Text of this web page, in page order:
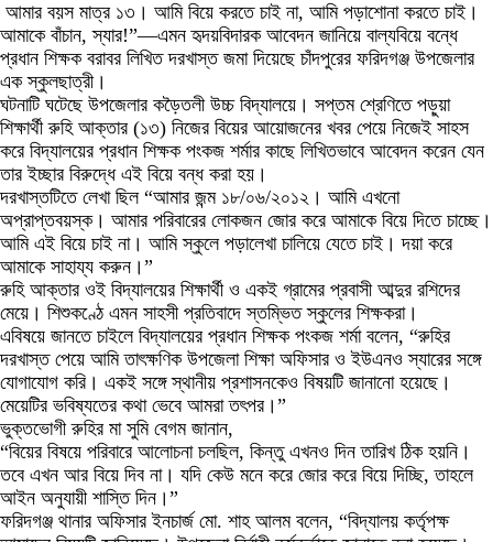
আমার বয়স মাত্র ১৩। আমি বিয়ে করতে চাই না, আমি পড়াশোনা করতে চাই।
আমাকে বাঁচান, স্যার!”—এমন হৃদয়বিদারক আবেদন জানিয়ে বাল্যবিয়ে বন্ধে
প্রধান শিক্ষক বরাবর লিখিত দরখাস্ত জমা দিয়েছে চাঁদপুরের ফরিদগঞ্জ উপজেলার
এক স্কুলছাত্রী।
ঘটনাটি ঘটেছে উপজেলার কড়ৈতলী উচ্চ বিদ্যালয়ে। সপ্তম শ্রেণিতে পড়ুয়া
শিক্ষার্থী রুহি আক্তার (১৩) নিজের বিয়ের আয়োজনের খবর পেয়ে নিজেই সাহস
করে বিদ্যালয়ের প্রধান শিক্ষক পংকজ শর্মার কাছে লিখিতভাবে আবেদন করেন যেন
তার ইচ্ছার বিরুদ্ধে এই বিয়ে বন্ধ করা হয়।
দরখাস্তটিতে লেখা ছিল “আমার জন্ম ১৮/০৬/২০১২। আমি এখনো
অপ্রাপ্তবয়স্ক। আমার পরিবারের লোকজন জোর করে আমাকে বিয়ে দিতে চাচ্ছে।
আমি এই বিয়ে চাই না। আমি স্কুলে পড়ালেখা চালিয়ে যেতে চাই। দয়া করে
আমাকে সাহায্য করুন।”
রুহি আক্তার ওই বিদ্যালয়ের শিক্ষার্থী ও একই গ্রামের প্রবাসী আব্দুর রশিদের
মেয়ে। শিশুকণ্ঠে এমন সাহসী প্রতিবাদে স্তম্ভিত স্কুলের শিক্ষকরা।
এবিষয়ে জানতে চাইলে বিদ্যালয়ের প্রধান শিক্ষক পংকজ শর্মা বলেন, “রুহির
দরখাস্ত পেয়ে আমি তাৎক্ষণিক উপজেলা শিক্ষা অফিসার ও ইউএনও স্যারের সঙ্গে
যোগাযোগ করি। একই সঙ্গে স্থানীয় প্রশাসনকেও বিষয়টি জানানো হয়েছে।
মেয়েটির ভবিষ্যতের কথা ভেবে আমরা তৎপর।”
ভুক্তভোগী রুহির মা সুমি বেগম জানান,
“বিয়ের বিষয়ে পরিবারে আলোচনা চলছিল, কিন্তু এখনও দিন তারিখ ঠিক হয়নি।
তবে এখন আর বিয়ে দিব না। যদি কেউ মনে করে জোর করে বিয়ে দিচ্ছি, তাহলে
আইন অনুযায়ী শাস্তি দিন।”
ফরিদগঞ্জ থানার অফিসার ইনচার্জ মো. শাহ আলম বলেন, “বিদ্যালয় কর্তৃপক্ষ